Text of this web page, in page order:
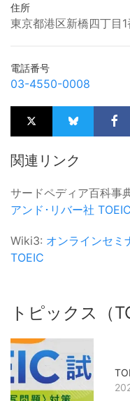
住所
東京都港区新橋四丁目
電話番号
03-4550-0008
関連リンク
サードペディア百科事
アンド･リバー社 TOEIC
Wiki3: オンラインセミ
TOEIC
トピックス（